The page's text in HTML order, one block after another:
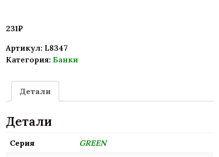
231₽
Артикул: L8347
Категория: Банки
Детали
Детали
Серия GREEN